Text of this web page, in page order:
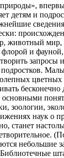
детям и
животный мир,
и фауной,
запросы
цветных
бесконечно
основными
зоологии,
наук о
станет
небольшие
Библиотечные